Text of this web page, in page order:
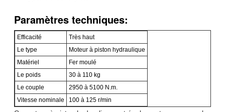
Paramètres techniques:
Efficacité
Très haut
Le type
Moteur à piston hydraulique
Matériel
Fer moulé
Le poids
30 à 110 kg
Le couple
2950 à 5100 N.m.
Vitesse nominale
100 à 125 r/min